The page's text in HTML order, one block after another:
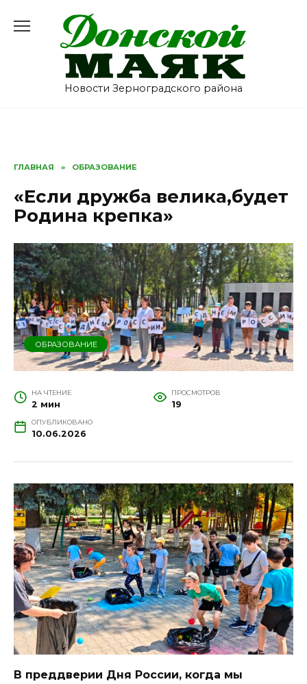
содержанию
Новости Зерноградского района
ГЛАВНАЯ » ОБРАЗОВАНИЕ
«Если дружба велика,будет
Родина крепка»
ОБРАЗОВАНИЕ
НА ЧТЕНИЕ
2 мин
ПРОСМОТРОВ
19
ОПУБЛИКОВАНО
10.06.2026
В преддверии Дня России, когда мы